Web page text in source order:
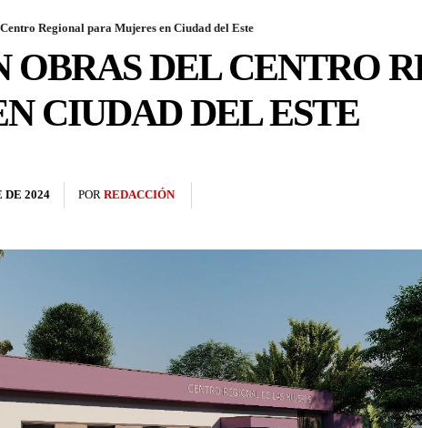
Regional para Mujeres en Ciudad del Este
OBRAS DEL CENTRO
CIUDAD DEL ESTE
DE 2024 POR REDACCIÓN